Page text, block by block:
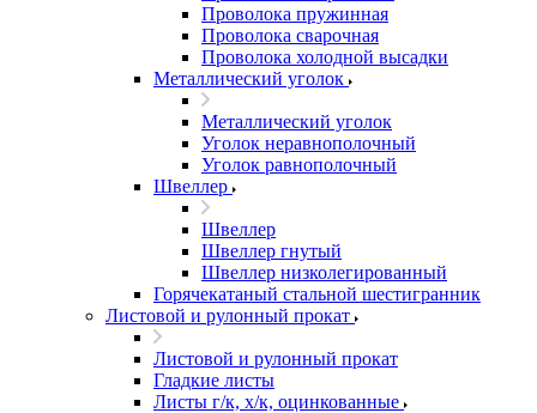
Проволока пружинная
Проволока сварочная
Проволока холодной высадки
Металлический уголок
Металлический уголок
Уголок неравнополочный
Уголок равнополочный
Швеллер
Швеллер
Швеллер гнутый
Швеллер низколегированный
Горячекатаный стальной шестигранник
Листовой и рулонный прокат
Листовой и рулонный прокат
Гладкие листы
Листы г/к, х/к, оцинкованные